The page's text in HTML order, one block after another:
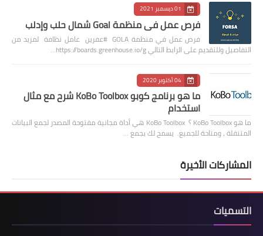
01 ديسمبر 2021
فرص عمل في منظمة Goal شمال حلب وإدلب
فرص عمل في منظمة GOLA #عفرين عامل نظافة لمزيد من
التفاصيل وللتقديم على الرابط التالي https://boards.greenhouse.io/g…
04 أكتوبر 2020
ما هو برنامج كوبو KoBo Toolbox شرح مع مثال
استخدام
ما هو KoBo Toolbox ؟ KoBo Toolbox هي أداة مجانية مفتوحة المصدر لجمع البيانات
المتنقلة ، ومتاحة للجميع. يسمح لك بجمع …
المشاركات الأخيرة
التسميات